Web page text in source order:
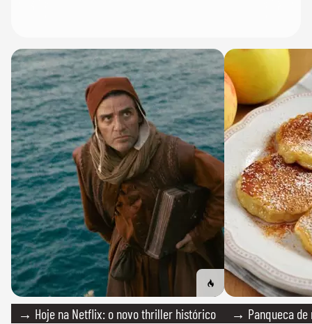
→ Hoje na Netflix: o novo thriller histórico
→ Panqueca de